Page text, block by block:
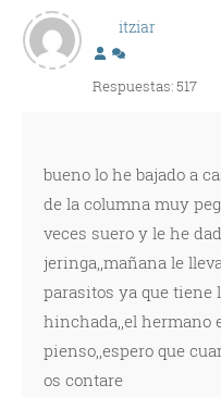
itziar
Respuestas: 517
bueno lo he bajado a
de la columna muy
veces suero y le he
jeringa,,mañana le
parasitos ya que tiene
hinchada,,el hermano
pienso,,espero que
os contare